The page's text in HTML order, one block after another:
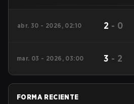
abr. 30 - 2026, 02:10 2 - 0
mar. 03 - 2026, 03:00 3 - 2
FORMA RECIENTE